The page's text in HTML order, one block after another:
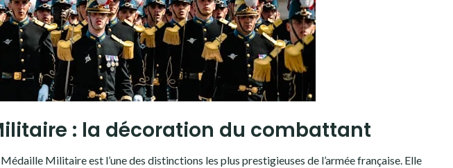
: la décoration du combattant
Militaire est l’une des distinctions les plus prestigieuses de l’armée française. Elle